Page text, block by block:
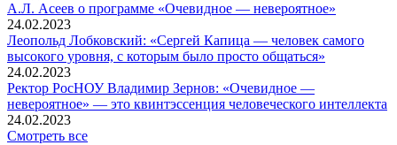
А.Л. Асеев о программе «Очевидное — невероятное»
24.02.2023
Леопольд Лобковский: «Сергей Капица — человек самого
высокого уровня, с которым было просто общаться»
24.02.2023
Ректор РосНОУ Владимир Зернов: «Очевидное —
невероятное» — это квинтэссенция человеческого интеллекта
24.02.2023
Смотреть все